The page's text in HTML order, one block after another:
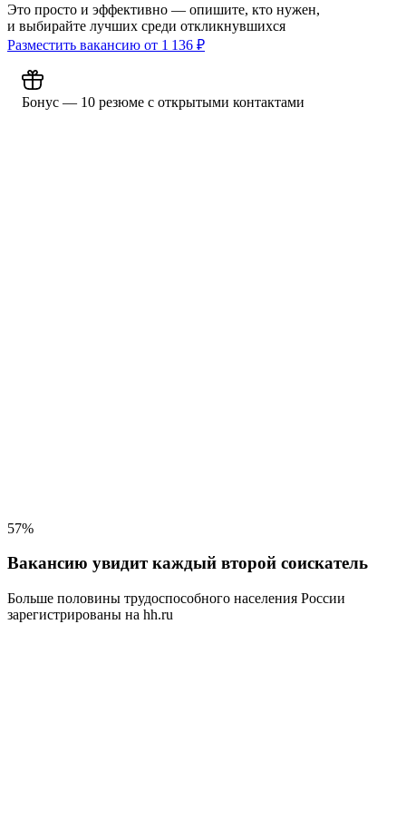
Это просто и эффективно — опишите, кто нужен,
и выбирайте лучших среди откликнувшихся
Разместить вакансию от 1 136 ₽
Бонус — 10 резюме с открытыми контактами
57%
Вакансию увидит каждый второй соискатель
Больше половины трудоспособного населения России
зарегистрированы на hh.ru